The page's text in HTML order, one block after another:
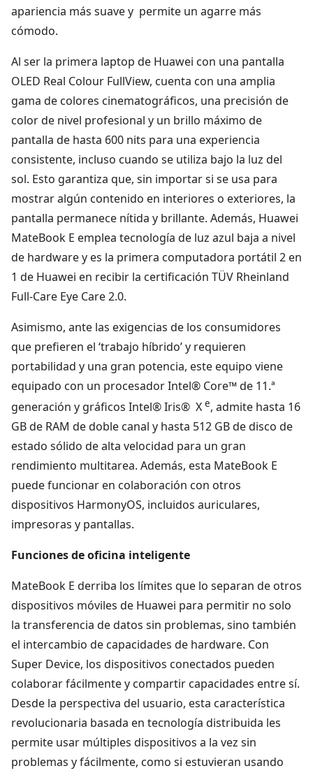
apariencia más suave y permite un agarre más
cómodo.
Al ser la primera laptop de Huawei con una pantalla
OLED Real Colour FullView, cuenta con una amplia
gama de colores cinematográficos, una precisión de
color de nivel profesional y un brillo máximo de
pantalla de hasta 600 nits para una experiencia
consistente, incluso cuando se utiliza bajo la luz del
sol. Esto garantiza que, sin importar si se usa para
mostrar algún contenido en interiores o exteriores, la
pantalla permanece nítida y brillante. Además, Huawei
MateBook E emplea tecnología de luz azul baja a nivel
de hardware y es la primera computadora portátil 2 en
1 de Huawei en recibir la certificación TÜV Rheinland
Full-Care Eye Care 2.0.
Asimismo, ante las exigencias de los consumidores
que prefieren el ‘trabajo híbrido’ y requieren
portabilidad y una gran potencia, este equipo viene
equipado con un procesador Intel® Core™ de 11.ª
generación y gráficos Intel® Iris® X e, admite hasta 16
GB de RAM de doble canal y hasta 512 GB de disco de
estado sólido de alta velocidad para un gran
rendimiento multitarea. Además, esta MateBook E
puede funcionar en colaboración con otros
dispositivos HarmonyOS, incluidos auriculares,
impresoras y pantallas.
Funciones de oficina inteligente
MateBook E derriba los límites que lo separan de otros
dispositivos móviles de Huawei para permitir no solo
la transferencia de datos sin problemas, sino también
el intercambio de capacidades de hardware. Con
Super Device, los dispositivos conectados pueden
colaborar fácilmente y compartir capacidades entre sí.
Desde la perspectiva del usuario, esta característica
revolucionaria basada en tecnología distribuida les
permite usar múltiples dispositivos a la vez sin
problemas y fácilmente, como si estuvieran usando